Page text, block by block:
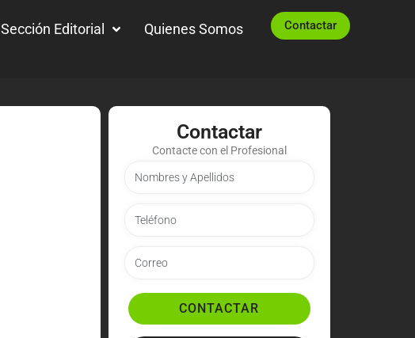
Sección Editorial Quienes Somos Contactar
Contactar
Contacte con el Profesional
CONTACTAR